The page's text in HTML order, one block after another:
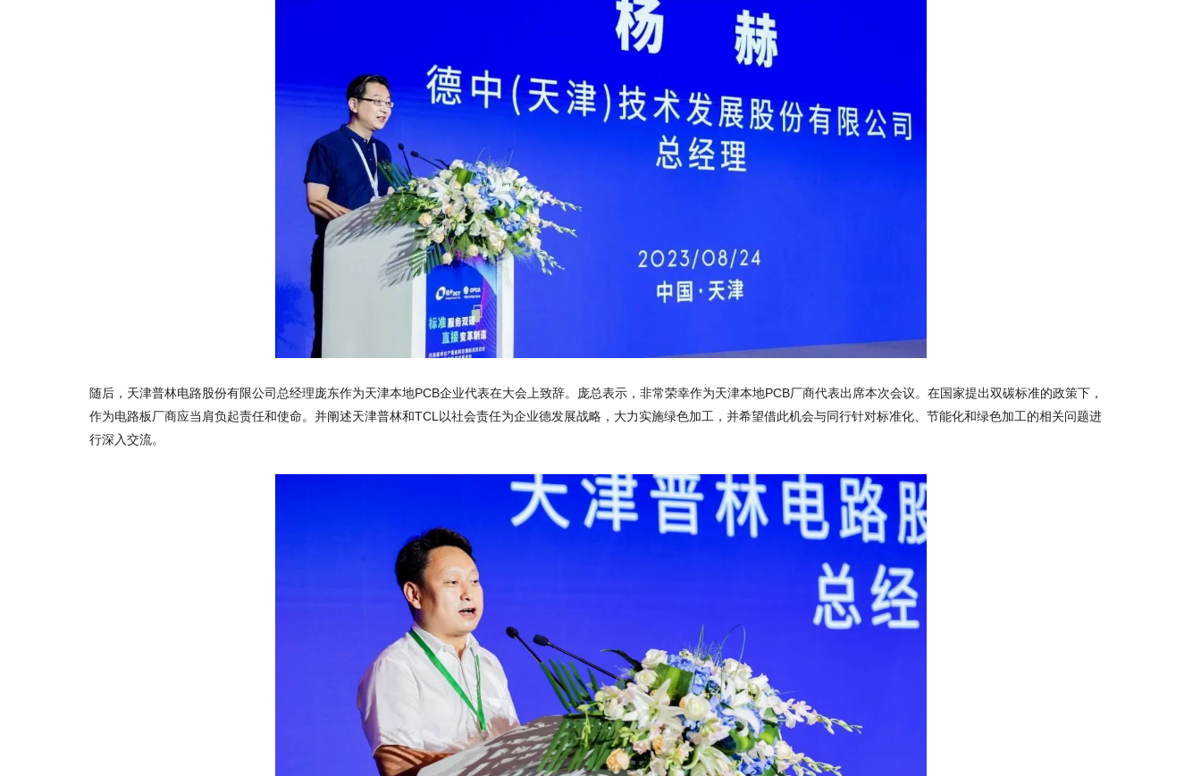
随后，天津普林电路股份有限公司总经理庞东作为天津本地PCB企业代表在大会上致辞。庞总表示，非常荣幸作为天津本地PCB厂商代表出席本次会议。在国家提出双碳标准的政策下，
作为电路板厂商应当肩负起责任和使命。并阐述天津普林和TCL以社会责任为企业德发展战略，大力实施绿色加工，并希望借此机会与同行针对标准化、节能化和绿色加工的相关问题进
行深入交流。